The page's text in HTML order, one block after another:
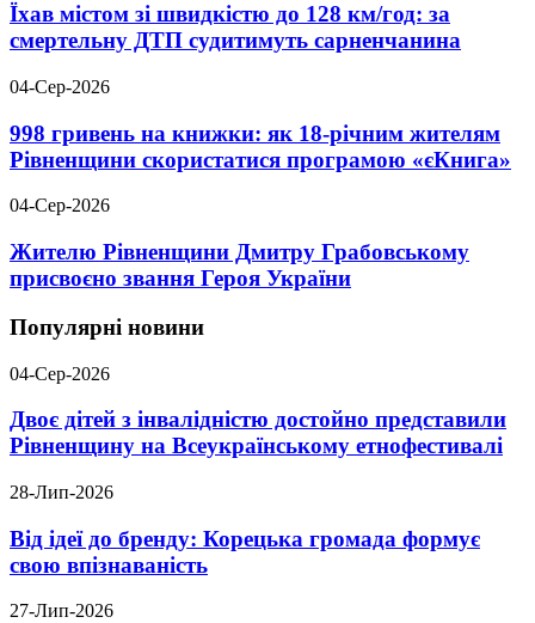
Їхав містом зі швидкістю до 128 км/год: за
смертельну ДТП судитимуть сарненчанина
04-Сер-2026
998 гривень на книжки: як 18-річним жителям
Рівненщини скористатися програмою «єКнига»
04-Сер-2026
Жителю Рівненщини Дмитру Грабовському
присвоєно звання Героя України
Популярні новини
04-Сер-2026
Двоє дітей з інвалідністю достойно представили
Рівненщину на Всеукраїнському етнофестивалі
28-Лип-2026
Від ідеї до бренду: Корецька громада формує
свою впізнаваність
27-Лип-2026